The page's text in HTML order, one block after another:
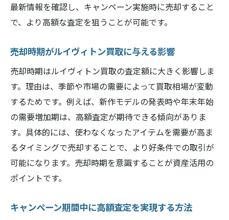
最新情報を確認し、キャンペーン実施時に売却すること
で、より高額な査定を狙うことが可能です。
売却時期がルイヴィトン買取に与える影響
売却時期はルイヴィトン買取の査定額に大きく影響しま
す。理由は、季節や市場の需要によって買取相場が変動
するためです。例えば、新作モデルの発表時や年末年始
の需要増加期は、高額査定が期待できる傾向がありま
す。具体的には、使わなくなったアイテムを需要が高ま
るタイミングで売却することで、より好条件での取引が
可能になります。売却時期を意識することが資産活用の
ポイントです。
キャンペーン期間中に高額査定を実現する方法